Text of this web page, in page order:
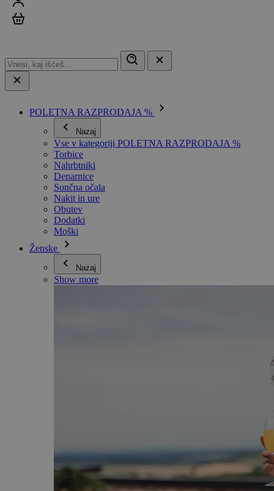
POLETNA RAZPRODAJA %
Nazaj
Vse v kategoriji POLETNA RAZPRODAJA %
Torbice
Nahrbtniki
Denarnice
Sončna očala
Nakit in ure
Obutev
Dodatki
Moški
Ženske
Nazaj
Show more